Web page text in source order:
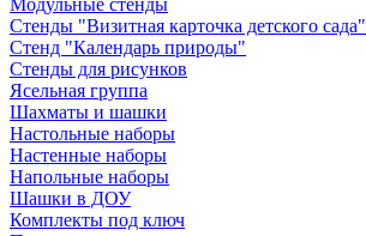
Модульные стенды
Стенды "Визитная карточка детского сада"
Стенд "Календарь природы"
Стенды для рисунков
Ясельная группа
Шахматы и шашки
Настольные наборы
Настенные наборы
Напольные наборы
Шашки в ДОУ
Комплекты под ключ